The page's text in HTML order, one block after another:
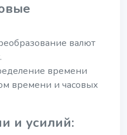
валют
времени
времени и часовых
и усилий: